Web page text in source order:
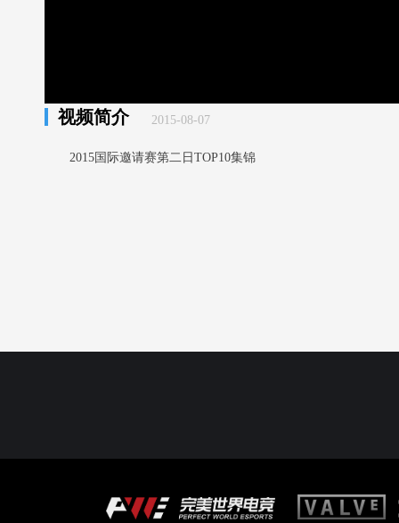
视频简介 2015-08-07
2015国际邀请赛第二日TOP10集锦